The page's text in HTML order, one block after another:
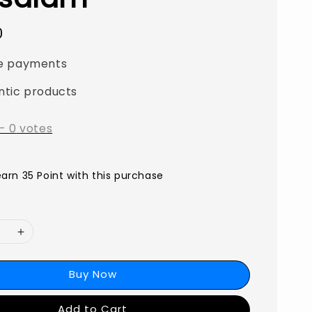
payments
products
-0 votes
35 Point with this purchase
Buy Now
Add to Cart